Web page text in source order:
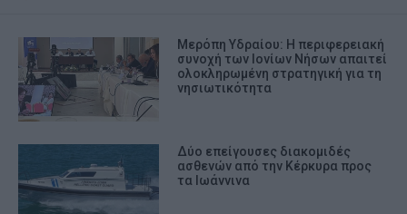
Μερόπη Υδραίου: Η περιφερειακή
συνοχή των Ιονίων Νήσων απαιτεί
ολοκληρωμένη στρατηγική για τη
νησιωτικότητα
Δύο επείγουσες διακομιδές
ασθενών από την Κέρκυρα προς
τα Ιωάννινα